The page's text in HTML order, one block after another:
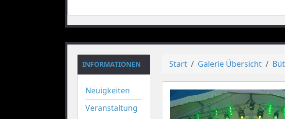
INFORMATIONEN
Neuigkeiten
Veranstaltung
Start Galerie Übersicht